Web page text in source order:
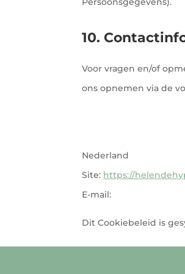
10.
Voor vragen en/of
ons opnemen via de
Nederland
Site: https://
E-mail:
Dit Cookiebeleid is